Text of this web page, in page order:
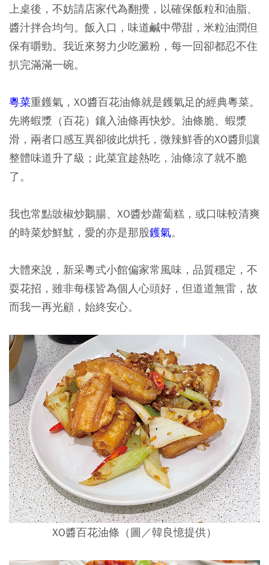
上桌後，不妨請店家代為翻攪，以確保飯粒和油脂、
醬汁拌合均勻。飯入口，味道鹹中帶甜，米粒油潤但
保有嚼勁。我近來努力少吃澱粉，每一回卻都忍不住
扒完滿滿一碗。
粵菜重鑊氣，XO醬百花油條就是鑊氣足的經典粵菜。
先將蝦漿（百花）鑲入油條再快炒。油條脆、蝦漿
滑，兩者口感互異卻彼此烘托，微辣鮮香的XO醬則讓
整體味道升了級；此菜宜趁熱吃，油條涼了就不脆
了。
我也常點豉椒炒鵝腸、XO醬炒蘿蔔糕，或口味較清爽
的時菜炒鮮魷，愛的亦是那股鑊氣。
大體來說，新采粵式小館偏家常風味，品質穩定，不
耍花招，雖非每樣皆為個人心頭好，但道道無雷，故
而我一再光顧，始終安心。
XO醬百花油條（圖／韓良憶提供）